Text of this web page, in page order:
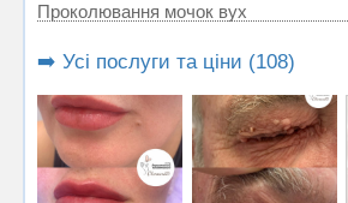
Проколювання мочок вух
➡️ Усі послуги та ціни (108)